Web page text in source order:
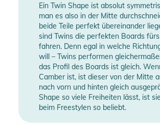
Ein Twin Shape ist absolut
man es also in der Mitte
beide Teile perfekt übereinander
sind Twins die perfekten Boards
fahren. Denn egal in welche
will – Twins performen
das Profil des Boards ist gleich.
Camber ist, ist dieser von der Mitte
nach vorn und hinten gleich
Shape so viele Freiheiten lässt, ist
beim Freestylen so beliebt.